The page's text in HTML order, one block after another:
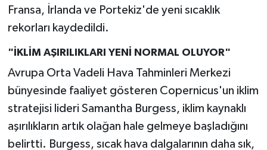
Fransa, İrlanda ve Portekiz'de yeni sıcaklık
rekorları kaydedildi.
"İKLİM AŞIRILIKLARI YENİ NORMAL OLUYOR"
Avrupa Orta Vadeli Hava Tahminleri Merkezi
bünyesinde faaliyet gösteren Copernicus'un iklim
stratejisi lideri Samantha Burgess, iklim kaynaklı
aşırılıkların artık olağan hale gelmeye başladığını
belirtti. Burgess, sıcak hava dalgalarının daha sık,